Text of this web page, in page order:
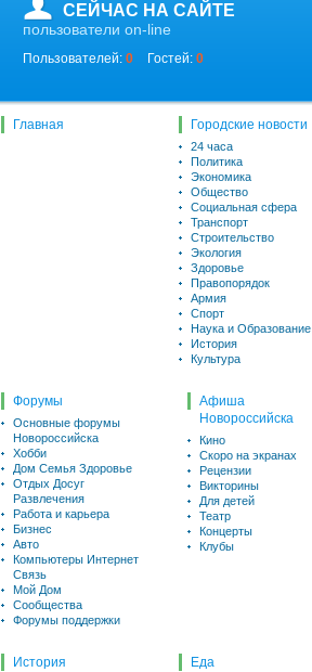
СЕЙЧАС НА САЙТЕ
пользователи on-line
Пользователей: 0 Гостей: 0
Главная Городские новости
24 часа
Политика
Экономика
Общество
Социальная сфера
Транспорт
Строительство
Экология
Здоровье
Правопорядок
Армия
Спорт
Наука и Образование
История
Культура
Форумы
Основные форумы
Новороссийска
Хобби
Дом Семья Здоровье
Отдых Досуг
Развлечения
Работа и карьера
Бизнес
Авто
Компьютеры Интернет
Связь
Мой Дом
Сообщества
Форумы поддержки
Афиша
Новороссийска
Кино
Скоро на экранах
Рецензии
Викторины
Для детей
Театр
Концерты
Клубы
История Еда